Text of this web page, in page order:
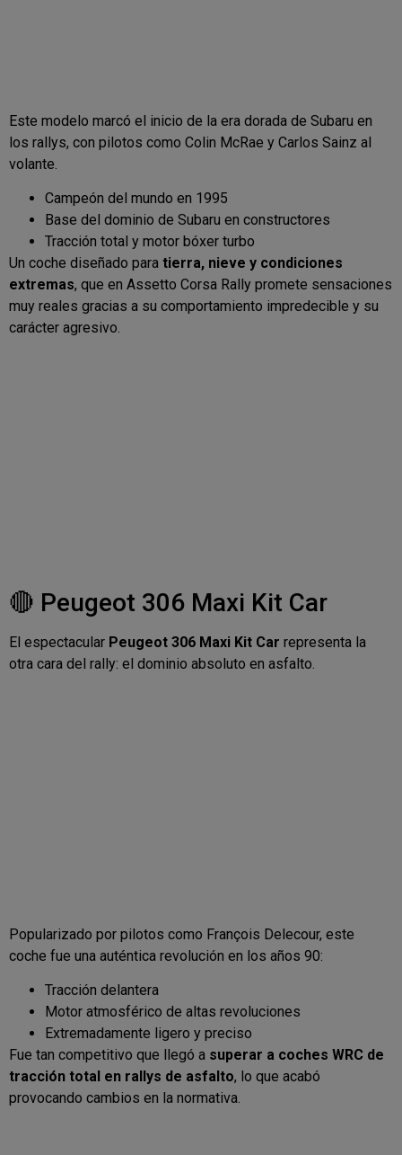
Este modelo marcó el inicio de la era dorada de Subaru en
los rallys, con pilotos como Colin McRae y Carlos Sainz al
volante.
Campeón del mundo en 1995
Base del dominio de Subaru en constructores
Tracción total y motor bóxer turbo
Un coche diseñado para tierra, nieve y condiciones
extremas, que en Assetto Corsa Rally promete sensaciones
muy reales gracias a su comportamiento impredecible y su
carácter agresivo.
🔴 Peugeot 306 Maxi Kit Car
El espectacular Peugeot 306 Maxi Kit Car representa la
otra cara del rally: el dominio absoluto en asfalto.
Popularizado por pilotos como François Delecour, este
coche fue una auténtica revolución en los años 90:
Tracción delantera
Motor atmosférico de altas revoluciones
Extremadamente ligero y preciso
Fue tan competitivo que llegó a superar a coches WRC de
tracción total en rallys de asfalto, lo que acabó
provocando cambios en la normativa.